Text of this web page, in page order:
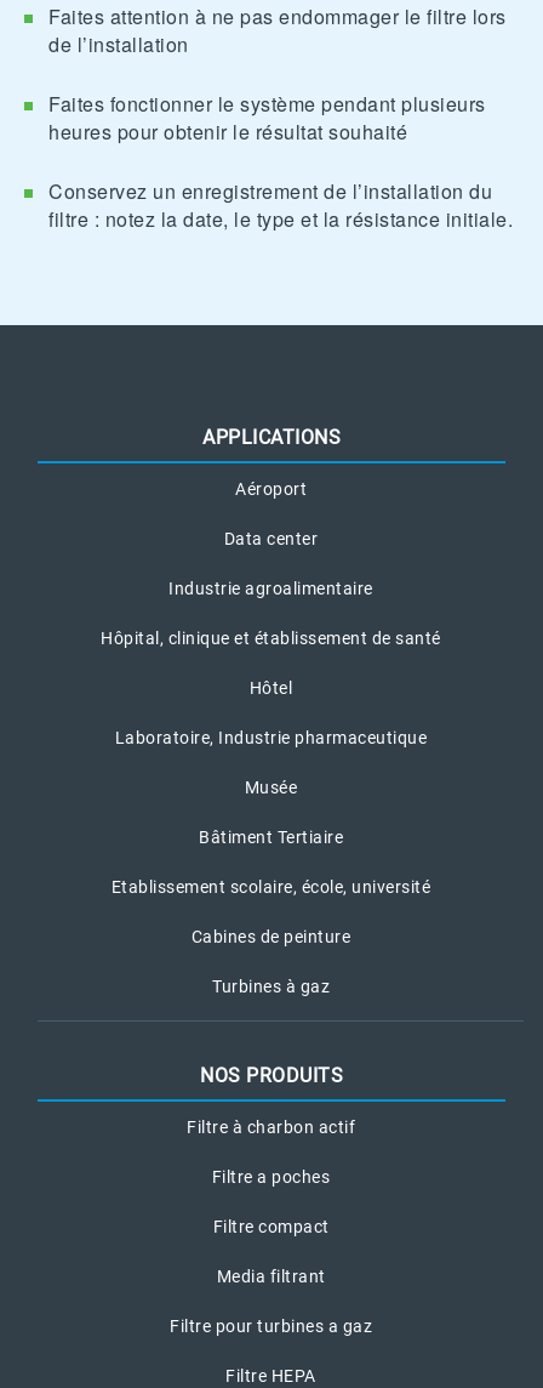
Faites attention à ne pas endommager le filtre lors
de l’installation
Faites fonctionner le système pendant plusieurs
heures pour obtenir le résultat souhaité
Conservez un enregistrement de l’installation du
filtre : notez la date, le type et la résistance initiale.
APPLICATIONS
Aéroport
Data center
Industrie agroalimentaire
Hôpital, clinique et établissement de santé
Hôtel
Laboratoire, Industrie pharmaceutique
Musée
Bâtiment Tertiaire
Etablissement scolaire, école, université
Cabines de peinture
Turbines à gaz
NOS PRODUITS
Filtre à charbon actif
Filtre a poches
Filtre compact
Media filtrant
Filtre pour turbines a gaz
Filtre HEPA